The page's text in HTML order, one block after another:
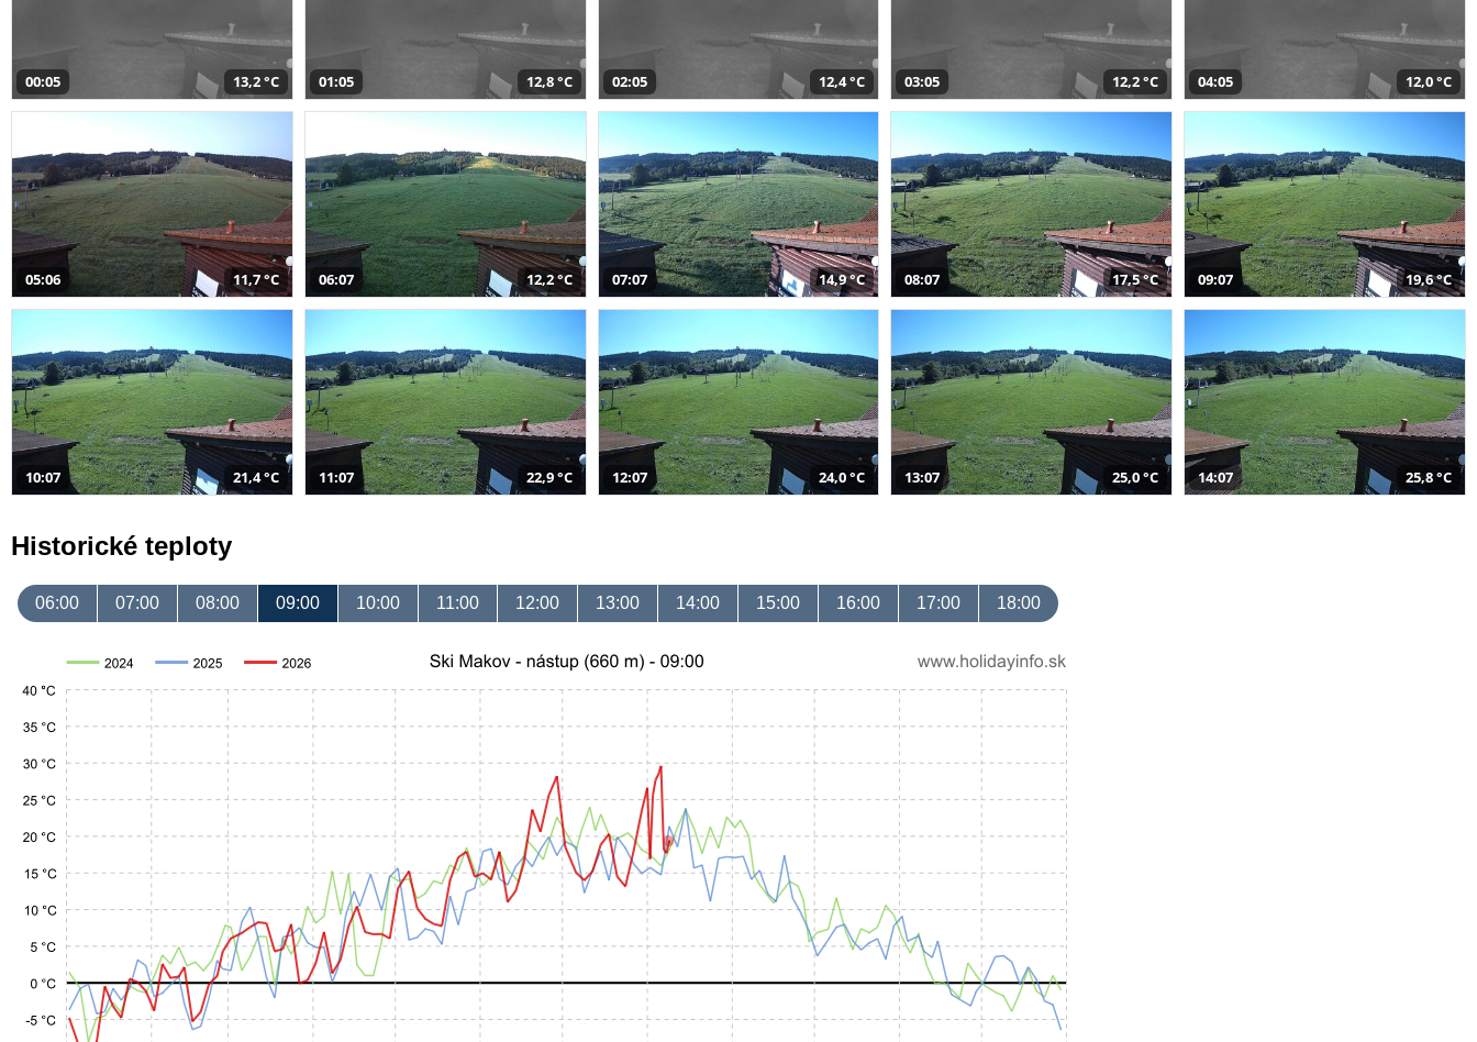
00:05 13,2 °C 01:05 12,8 °C 02:05 12,4 °C 03:05 12,2 °C 04:05 12,0 °C
05:06 11,7 °C 06:07 12,2 °C 07:07 14,9 °C 08:07 17,5 °C 09:07 19,6 °C
10:07 21,4 °C 11:07 22,9 °C 12:07 24,0 °C 13:07 25,0 °C 14:07 25,8 °C
Historické teploty
06:00 07:00 08:00 09:00 10:00 11:00 12:00 13:00 14:00 15:00 16:00 17:00 18:00